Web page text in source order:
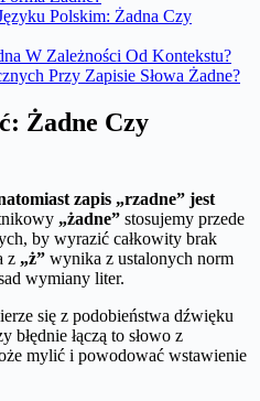
Polskim: Żadna Czy
W Zależności Od Kontekstu?
Przy Zapisie Słowa Żadne?
Żadne Czy
zapis „rzadne” jest
„żadne” stosujemy przede
by wyrazić całkowity brak
z „ż” wynika z ustalonych norm
wymiany liter.
się z podobieństwa dźwięku
łączą to słowo z
mylić i powodować wstawienie